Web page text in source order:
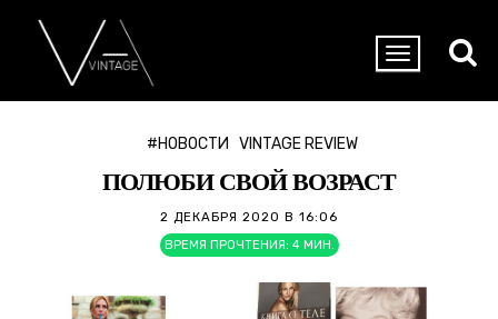
#НОВОСТИ VINTAGE REVIEW
ПОЛЮБИ СВОЙ ВОЗРАСТ
2 ДЕКАБРЯ 2020 В 16:06
ВРЕМЯ ПРОЧТЕНИЯ: 4 МИН.